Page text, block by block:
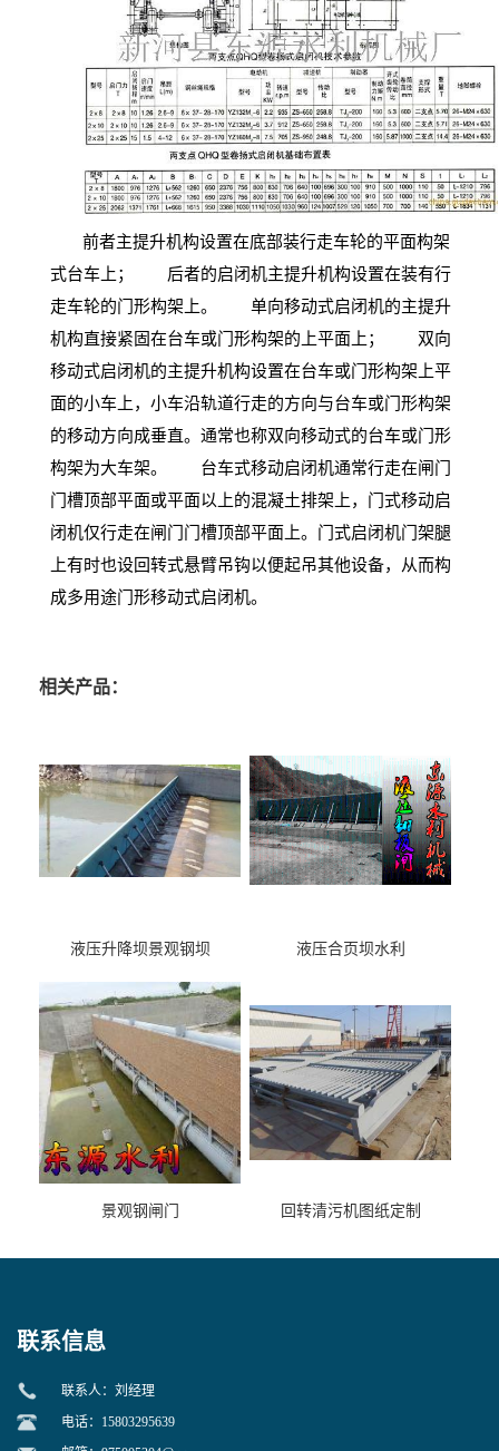
前者主提升机构设置在底部装行走车轮的平面构架
式台车上； 后者的启闭机主提升机构设置在装有行
走车轮的门形构架上。 单向移动式启闭机的主提升
机构直接紧固在台车或门形构架的上平面上； 双向
移动式启闭机的主提升机构设置在台车或门形构架上平
面的小车上，小车沿轨道行走的方向与台车或门形构架
的移动方向成垂直。通常也称双向移动式的台车或门形
构架为大车架。 台车式移动启闭机通常行走在闸门
门槽顶部平面或平面以上的混凝土排架上，门式移动启
闭机仅行走在闸门门槽顶部平面上。门式启闭机门架腿
上有时也设回转式悬臂吊钩以便起吊其他设备，从而构
成多用途门形移动式启闭机。
相关产品：
液压升降坝景观钢坝 液压合页坝水利
景观钢闸门 回转清污机图纸定制
联系信息
联系人：刘经理
电话：15803295639